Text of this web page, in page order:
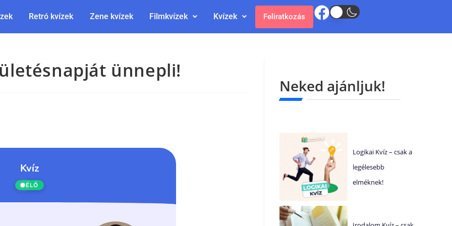
Retró kvízek Zene kvízek Filmkvízek Kvízek Feliratkozás
ünnepli!
Neked ajánljuk!
Logikai Kvíz – csak a
legélesebb
elméknek!